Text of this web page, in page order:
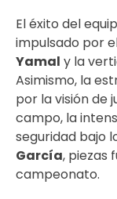
El éxito del
impulsado por
Yamal y la
Asimismo, la
por la visión de
campo, la
seguridad bajo
García, piezas
campeonato.